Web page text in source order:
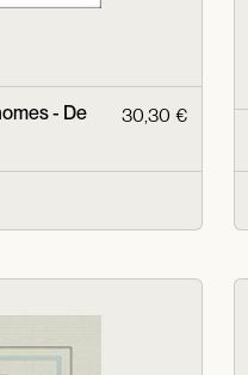
- De
30,30 €